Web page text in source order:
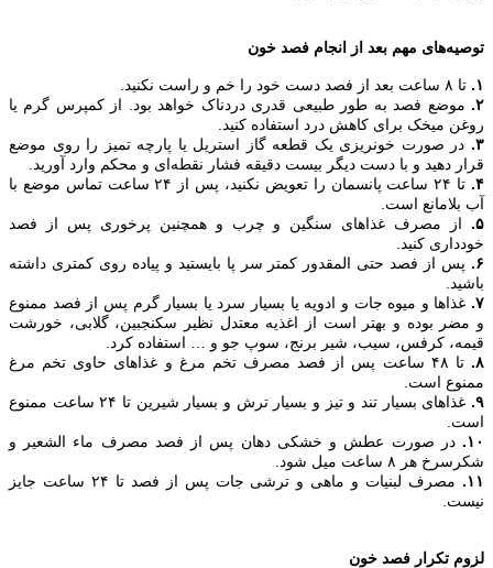
توصیه‌های مهم بعد از انجام فصد خون
۱.
تا ۸ ساعت بعد از فصد دست خود را خم و راست نکنید.
۲.
موضع فصد به طور طبیعی قدری دردناک خواهد بود. از کمپرس گرم یا
روغن میخک برای کاهش درد استفاده کنید.
۳.
در صورت خونریزی یک قطعه گاز استریل یا پارچه تمیز را روی موضع
قرار دهید و با دست دیگر بیست دقیقه فشار نقطه‌ای و محکم وارد آورید.
۴.
تا ۲۴ ساعت پانسمان را تعویض نکنید، پس از ۲۴ ساعت تماس موضع با
آب بلامانع است.
۵.
از مصرف غذا‌های سنگین و چرب و همچنین پرخوری پس از فصد
خودداری کنید.
۶.
پس از فصد حتی المقدور کمتر سر پا بایستید و پیاده روی کمتری داشته
باشید.
۷. غذا‌ها و میوه جات و ادویه یا بسیار سرد یا بسیار گرم پس از فصد ممنوع
و مضر بوده و بهتر است از اغذیه معتدل نظیر سکنجبین، گلابی، خورشت
قیمه، کرفس، سیب، شیر برنج، سوپ جو و … استفاده کرد.
۸.
تا ۴۸ ساعت پس از فصد مصرف تخم مرغ و غذا‌های حاوی تخم مرغ
ممنوع است.
۹.
غذا‌های بسیار تند و تیز و بسیار ترش و بسیار شیرین تا ۲۴ ساعت ممنوع
است.
۱۰.
در صورت عطش و خشکی دهان پس از فصد مصرف ماء الشعیر و
شکرسرخ هر ۸ ساعت میل شود.
۱۱.
مصرف لبنیات و ماهی و ترشی جات پس از فصد تا ۲۴ ساعت جایز
نیست.
لزوم تکرار فصد خون